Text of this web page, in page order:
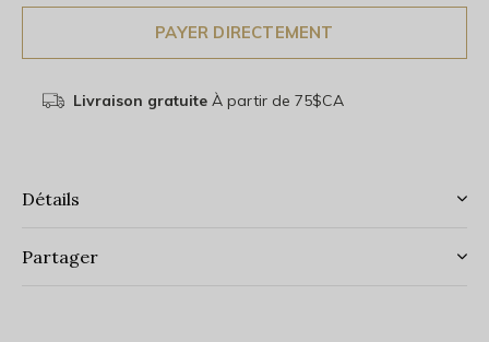
PAYER DIRECTEMENT
Livraison gratuiteÀ partir de 75$CA
Détails
Partager